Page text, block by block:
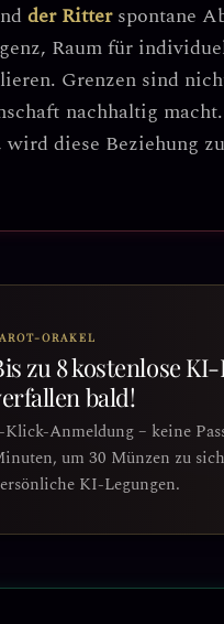
der Ritterspontane
Raum für
Grenzen sind
nachhaltig macht.
wird diese Beziehung
ORAKEL
zu 8 kostenlose
bald!
Klick-Anmeldung – keine
um 30 Münzen zu
KI-Legungen.